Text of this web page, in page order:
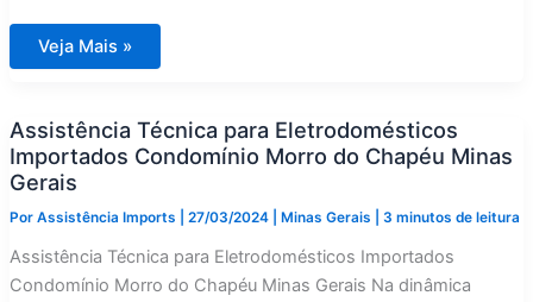
Assistência
Técnica
Condomínio
Estância
Serrana
Minas
Gerais
Veja Mais »
Assistência Técnica para Eletrodomésticos
Importados Condomínio Morro do Chapéu Minas
Gerais
Por Assistência Imports 27/03/2024 Minas Gerais 3 minutos de leitura
Assistência Técnica para Eletrodomésticos Importados
Condomínio Morro do Chapéu Minas Gerais Na dinâmica